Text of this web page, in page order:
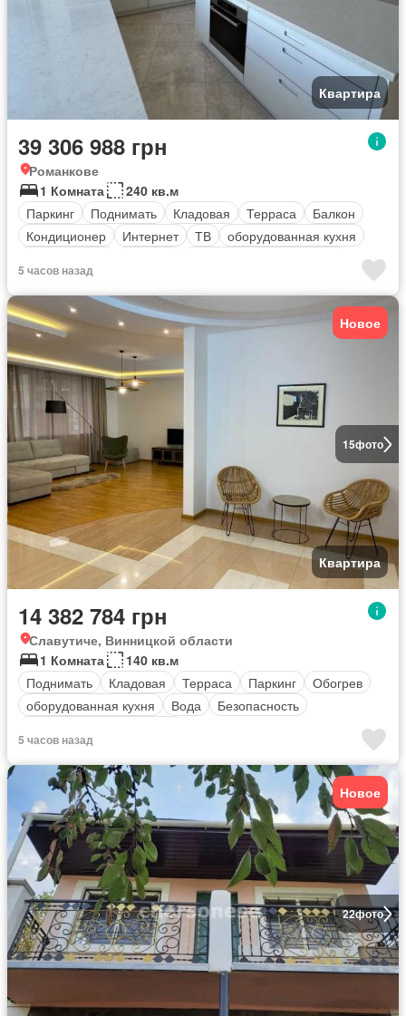
Квартира
39 306 988 грн
Романкове
1 Комната
240 кв.м
Паркинг
Поднимать Кладовая Терраса
Балкон
Кондиционер
Интернет ТВ
оборудованная кухня
5 часов назад
15фото
Новое
Квартира
14 382 784 грн
Славутиче, Винницкой области
1 Комната
140 кв.м
Поднимать
Кладовая Терраса Паркинг
Обогрев
оборудованная кухня
Вода
Безопасность
5 часов назад
22фото
Новое